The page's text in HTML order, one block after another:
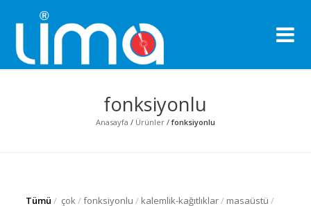
fonksiyonlu
Anasayfa / Ürünler/fonksiyonlu
Tümü / çok/fonksiyonlu / kalemlik-kağıtlıklar/ masaüstü /